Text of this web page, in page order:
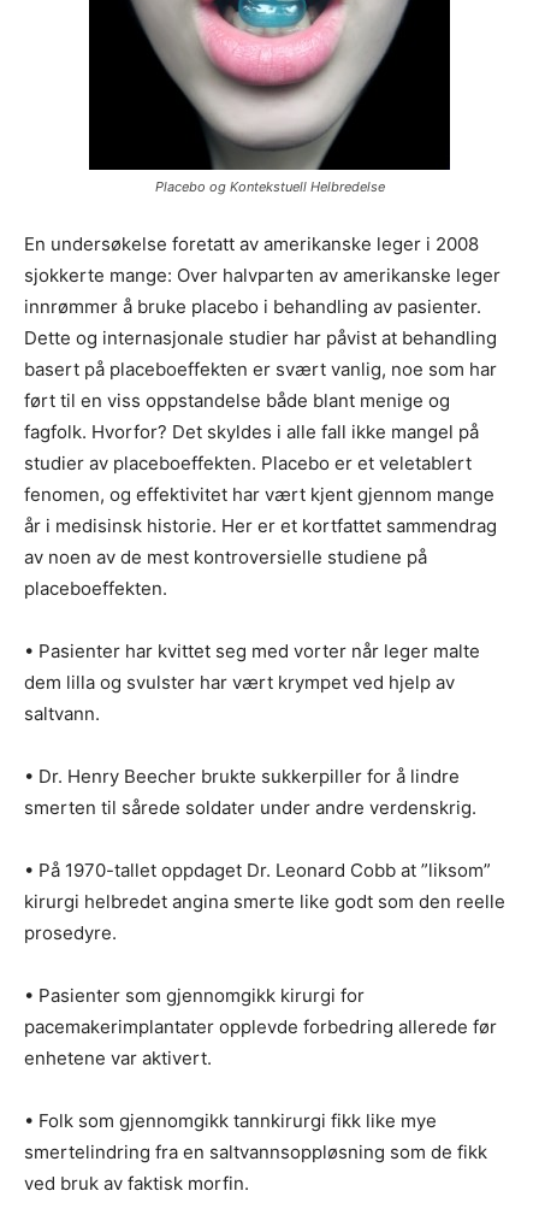
Placebo og Kontekstuell Helbredelse
En undersøkelse foretatt av amerikanske leger i 2008
sjokkerte mange: Over halvparten av amerikanske leger
innrømmer å bruke placebo i behandling av pasienter.
Dette og internasjonale studier har påvist at behandling
basert på placeboeffekten er svært vanlig, noe som har
ført til en viss oppstandelse både blant menige og
fagfolk. Hvorfor? Det skyldes i alle fall ikke mangel på
studier av placeboeffekten. Placebo er et veletablert
fenomen, og effektivitet har vært kjent gjennom mange
år i medisinsk historie. Her er et kortfattet sammendrag
av noen av de mest kontroversielle studiene på
placeboeffekten.
• Pasienter har kvittet seg med vorter når leger malte
dem lilla og svulster har vært krympet ved hjelp av
saltvann.
• Dr. Henry Beecher brukte sukkerpiller for å lindre
smerten til sårede soldater under andre verdenskrig.
• På 1970-tallet oppdaget Dr. Leonard Cobb at ”liksom”
kirurgi helbredet angina smerte like godt som den reelle
prosedyre.
• Pasienter som gjennomgikk kirurgi for
pacemakerimplantater opplevde forbedring allerede før
enhetene var aktivert.
• Folk som gjennomgikk tannkirurgi fikk like mye
smertelindring fra en saltvannsoppløsning som de fikk
ved bruk av faktisk morfin.